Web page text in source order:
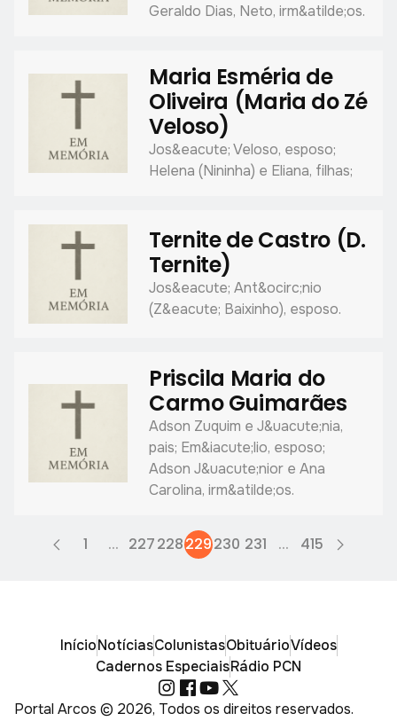
Geraldo Dias, Neto, irm&atilde;os.
Maria Esméria de
Oliveira (Maria do Zé
Veloso)
Jos&eacute; Veloso, esposo;
Helena (Nininha) e Eliana, filhas;
Ternite de Castro (D.
Ternite)
Jos&eacute; Ant&ocirc;nio
(Z&eacute; Baixinho), esposo.
Priscila Maria do
Carmo Guimarães
Adson Zuquim e J&uacute;nia,
pais; Em&iacute;lio, esposo;
Adson J&uacute;nior e Ana
Carolina, irm&atilde;os.
1 ... 227228229230 231 ... 415
InícioNotíciasColunistasObituárioVídeos
Cadernos EspeciaisRádio PCN
Portal Arcos © 2026, Todos os direitos reservados.